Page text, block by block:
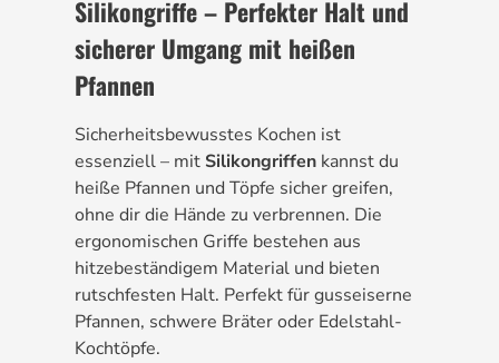
Silikongriffe – Perfekter Halt und
sicherer Umgang mit heißen
Pfannen
Sicherheitsbewusstes Kochen ist
essenziell – mit Silikongriffen kannst du
heiße Pfannen und Töpfe sicher greifen,
ohne dir die Hände zu verbrennen. Die
ergonomischen Griffe bestehen aus
hitzebeständigem Material und bieten
rutschfesten Halt. Perfekt für gusseiserne
Pfannen, schwere Bräter oder Edelstahl-
Kochtöpfe.